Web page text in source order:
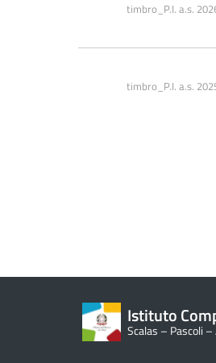
timbro_P.I. a.s.
timbro_P.I. a.s.
Istituto
Scalas – Pascoli –